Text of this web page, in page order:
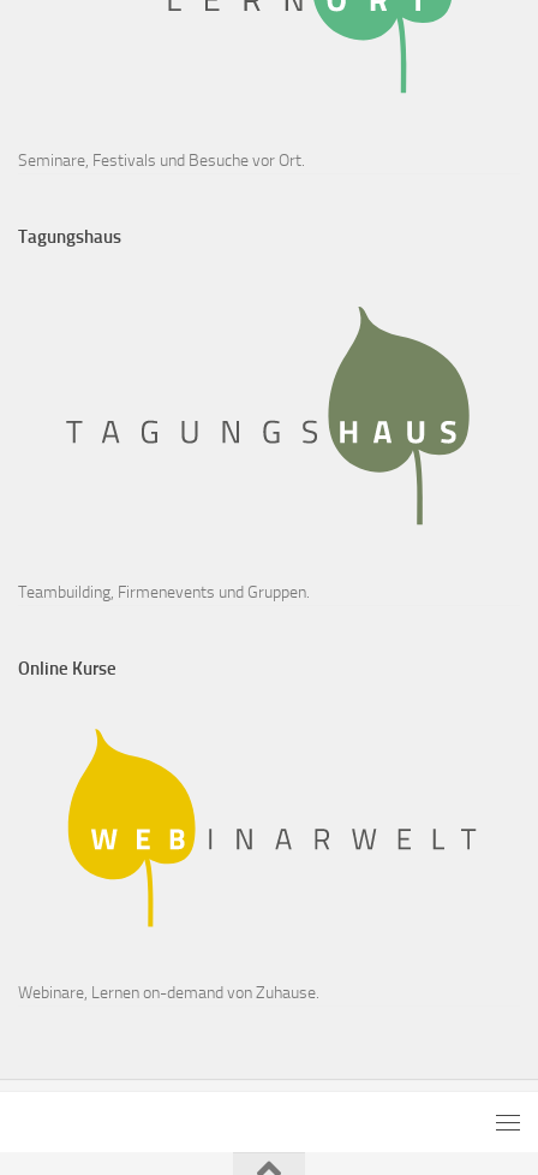
Seminare, Festivals und Besuche vor Ort.
Tagungshaus
Teambuilding, Firmenevents und Gruppen.
Online Kurse
Webinare, Lernen on-demand von Zuhause.